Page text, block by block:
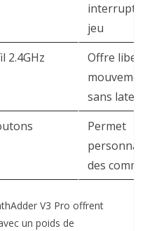
jeu ​
2.4GHz
Offre
sans
Permet
des
V3 Pro offrent
un poids de